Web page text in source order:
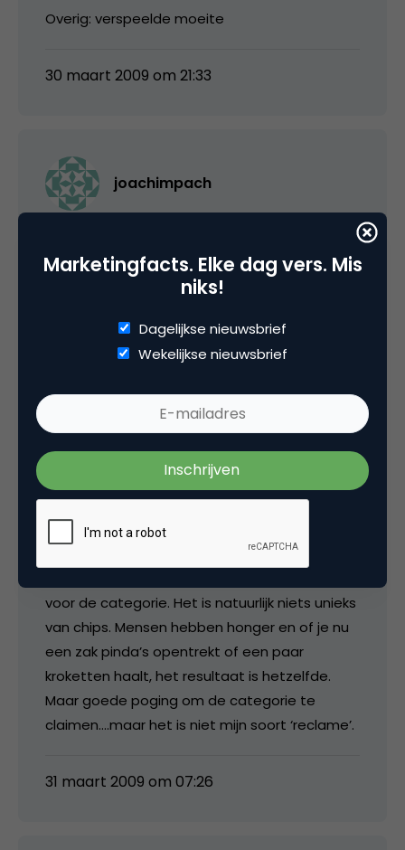
Overig: verspeelde moeite
30 maart 2009 om 21:33
joachimpach
31 maart 2009 om 04:44
Ach, zo’n actie…Wat me wel mateloos irriteert
is het overrationaliseren van een zak chips. ‘Als
je een zak opentrekt, komen er mensen op af
en delen ze’. Net alsof consumenten zo
denken en daarom een zak Lays kopen.
voor de categorie. Het is natuurlijk niets unieks
van chips. Mensen hebben honger en of je nu
een zak pinda’s opentrekt of een paar
kroketten haalt, het resultaat is hetzelfde.
Maar goede poging om de categorie te
claimen….maar het is niet mijn soort ‘reclame’.
31 maart 2009 om 07:26
Marketingfacts. Elke dag vers. Mis
niks!
Dagelijkse nieuwsbrief
Wekelijkse nieuwsbrief